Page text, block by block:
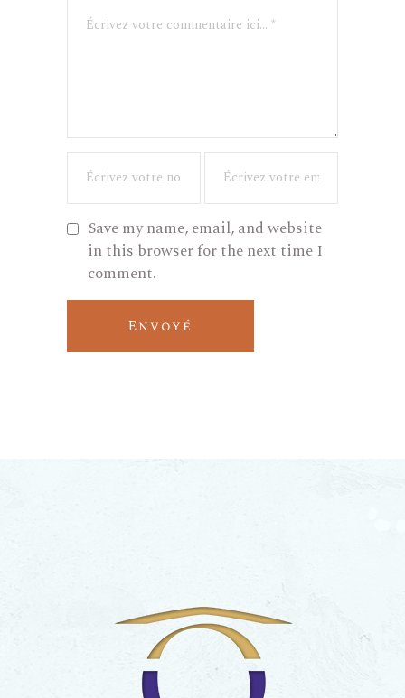
Save my name, email, and website
in this browser for the next time I
comment.